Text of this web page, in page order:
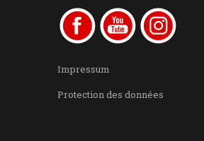
Impressum
Protection des données